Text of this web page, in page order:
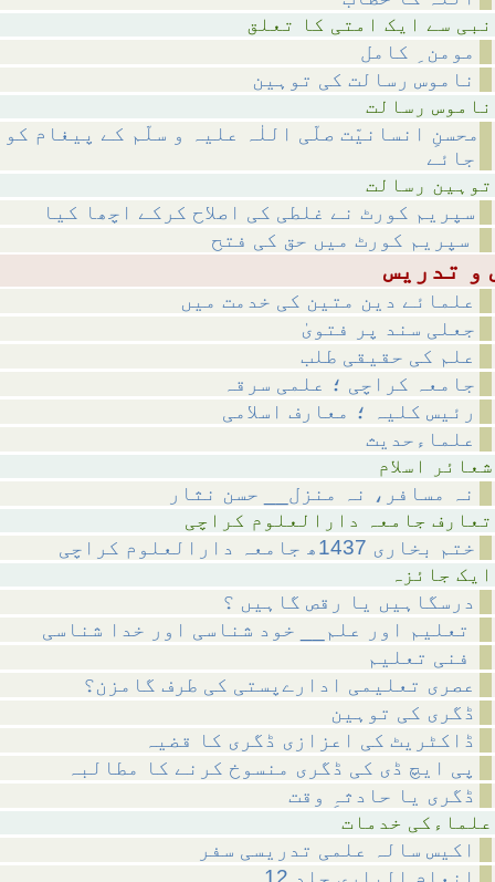
مومن ِ کامل
ناموس رسالت کی توہین
محسنِ انسانیّت صلّی اللٰہ علیہ و سلّم کے پیغام
جائے
سپریم کورٹ نے غلطی کی اصلاح کرکے اچھا کیا
علمائے دین متین کی خدمت میں
جعلی سند پر فتویٰ
علم کی حقیقی طلب
جامعہ کراچی ؛ علمی سرقہ
رئیس کلیہ ؛ معارف اسلامی
علماءحدیث
نہ مسافر، نہ منزل__ حسن نثار
ختم بخاری 1437ھ جامعہ دارالعلوم کراچی
درسگاہیں یا رقص گاہیں ؟
عصری تعلیمی ادارےپستی کی طرف گامزن؟
ڈگری کی توہین
ڈاکٹریٹ کی اعزازی ڈگری کا قضیہ
پی ایچ ڈی کی ڈگری منسوخ کرنے کا مطالبہ
ڈگری یا حادثہِ وقت
اکیس سالہ علمی تدریسی سفر
انعام الباری جلد 12 ۔۔